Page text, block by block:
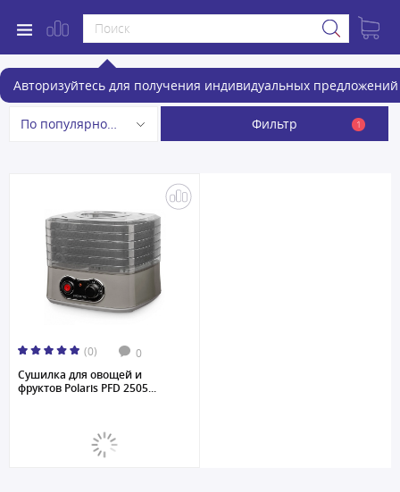
Авторизуйтесь для получения индивидуальных предложений
Сушилки для овощей и фруктов
По популярности Фильтр 1
(0) 0
Сушилка для овощей и
фруктов Polaris PFD 2505...